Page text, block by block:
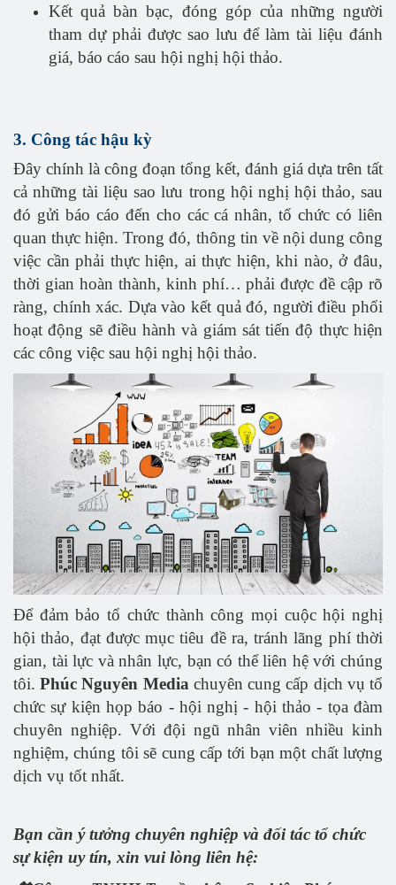
Kết quả bàn bạc, đóng góp của những người
tham dự phải được sao lưu để làm tài liệu đánh
giá, báo cáo sau hội nghị hội thảo.
3. Công tác hậu kỳ
Đây chính là công đoạn tổng kết, đánh giá dựa trên tất
cả những tài liệu sao lưu trong hội nghị hội thảo, sau
đó gửi báo cáo đến cho các cá nhân, tổ chức có liên
quan thực hiện. Trong đó, thông tin về nội dung công
việc cần phải thực hiện, ai thực hiện, khi nào, ở đâu,
thời gian hoàn thành, kinh phí… phải được đề cập rõ
ràng, chính xác. Dựa vào kết quả đó, người điều phối
hoạt động sẽ điều hành và giám sát tiến độ thực hiện
các công việc sau hội nghị hội thảo.
Để đảm bảo tổ chức thành công mọi cuộc hội nghị
hội thảo, đạt được mục tiêu đề ra, tránh lãng phí thời
gian, tài lực và nhân lực, bạn có thể liên hệ với chúng
tôi.Phúc Nguyên Mediachuyên cung cấp dịch vụ tổ
chức sự kiện họp báo - hội nghị - hội thảo - tọa đàm
chuyên nghiệp. Với đội ngũ nhân viên nhiều kinh
nghiệm, chúng tôi sẽ cung cấp tới bạn một chất lượng
dịch vụ tốt nhất.
Bạn cần ý tưởng chuyên nghiệp và đối tác tổ chức
sự kiện uy tín, xin vui lòng liên hệ: